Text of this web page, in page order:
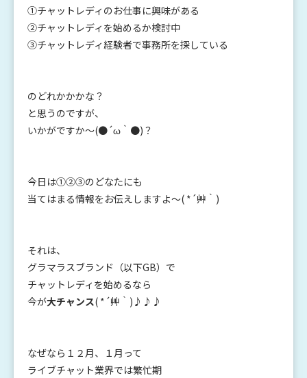
①チャットレディのお仕事に興味がある
②チャットレディを始めるか検討中
③チャットレディ経験者で事務所を探している
のどれかかかな？
と思うのですが、
いかがですか～(●´ω｀●)？
今日は①②③のどなたにも
当てはまる情報をお伝えしますよ～( *´艸｀)
それは、
グラマラスブランド（以下GB）で
チャットレディを始めるなら
今が大チャンス( *´艸｀)♪♪♪
なぜなら１２月、１月って
ライブチャット業界では繁忙期